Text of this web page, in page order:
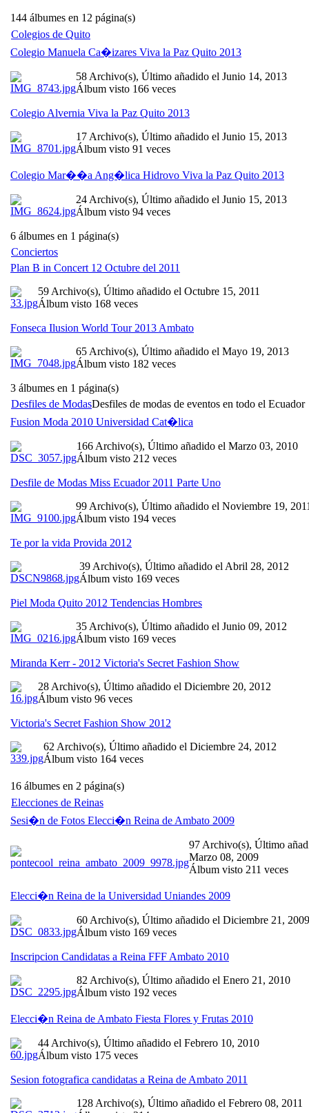
144 álbumes en 12 página(s)
Colegios de Quito
Colegio Manuela Ca�izares Viva la Paz Quito 2013
58 Archivo(s), Último añadido el Junio 14, 2013
Álbum visto 166 veces
Colegio Alvernia Viva la Paz Quito 2013
17 Archivo(s), Último añadido el Junio 15, 2013
Álbum visto 91 veces
Colegio Mar��a Ang�lica Hidrovo Viva la Paz Quito 2013
24 Archivo(s), Último añadido el Junio 15, 2013
Álbum visto 94 veces
6 álbumes en 1 página(s)
Conciertos
Plan B in Concert 12 Octubre del 2011
59 Archivo(s), Último añadido el Octubre 15, 2011
Álbum visto 168 veces
Fonseca Ilusion World Tour 2013 Ambato
65 Archivo(s), Último añadido el Mayo 19, 2013
Álbum visto 182 veces
3 álbumes en 1 página(s)
Desfiles de ModasDesfiles de modas de eventos en todo el Ecuador
Fusion Moda 2010 Universidad Cat�lica
166 Archivo(s), Último añadido el Marzo 03, 2010
Álbum visto 212 veces
Desfile de Modas Miss Ecuador 2011 Parte Uno
99 Archivo(s), Último añadido el Noviembre 19,
Álbum visto 194 veces
Te por la vida Provida 2012
39 Archivo(s), Último añadido el Abril 28, 2012
Álbum visto 169 veces
Piel Moda Quito 2012 Tendencias Hombres
35 Archivo(s), Último añadido el Junio 09, 2012
Álbum visto 169 veces
Miranda Kerr - 2012 Victoria's Secret Fashion Show
28 Archivo(s), Último añadido el Diciembre 20, 2012
Álbum visto 96 veces
Victoria's Secret Fashion Show 2012
62 Archivo(s), Último añadido el Diciembre 24, 2012
Álbum visto 164 veces
16 álbumes en 2 página(s)
Elecciones de Reinas
Sesi�n de Fotos Elecci�n Reina de Ambato 2009
97 Archivo(s), Último
Marzo 08, 2009
Álbum visto 211 veces
Elecci�n Reina de la Universidad Uniandes 2009
60 Archivo(s), Último añadido el Diciembre 21, 2009
Álbum visto 169 veces
Inscripcion Candidatas a Reina FFF Ambato 2010
82 Archivo(s), Último añadido el Enero 21, 2010
Álbum visto 192 veces
Elecci�n Reina de Ambato Fiesta Flores y Frutas 2010
44 Archivo(s), Último añadido el Febrero 10, 2010
Álbum visto 175 veces
Sesion fotografica candidatas a Reina de Ambato 2011
128 Archivo(s), Último añadido el Febrero 08, 2011